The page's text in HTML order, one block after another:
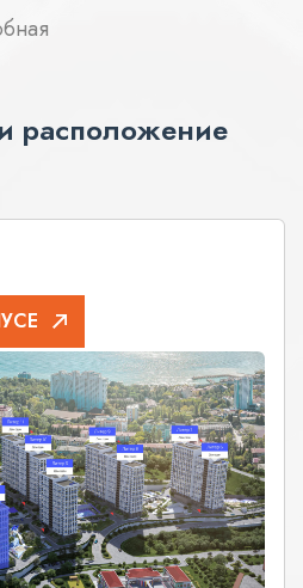
расположение